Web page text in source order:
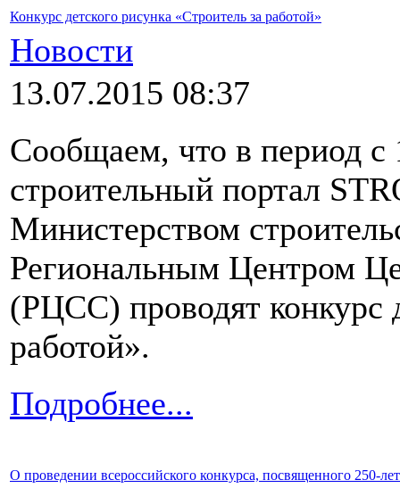
Конкурс детского рисунка «Строитель за работой»
Новости
13.07.2015 08:37
Сообщаем, что в период с
строительный портал
Министерством
Региональным Центром
(РЦСС) проводят конкурс
работой».
Подробнее...
О проведении всероссийского конкурса, посвященного 250-